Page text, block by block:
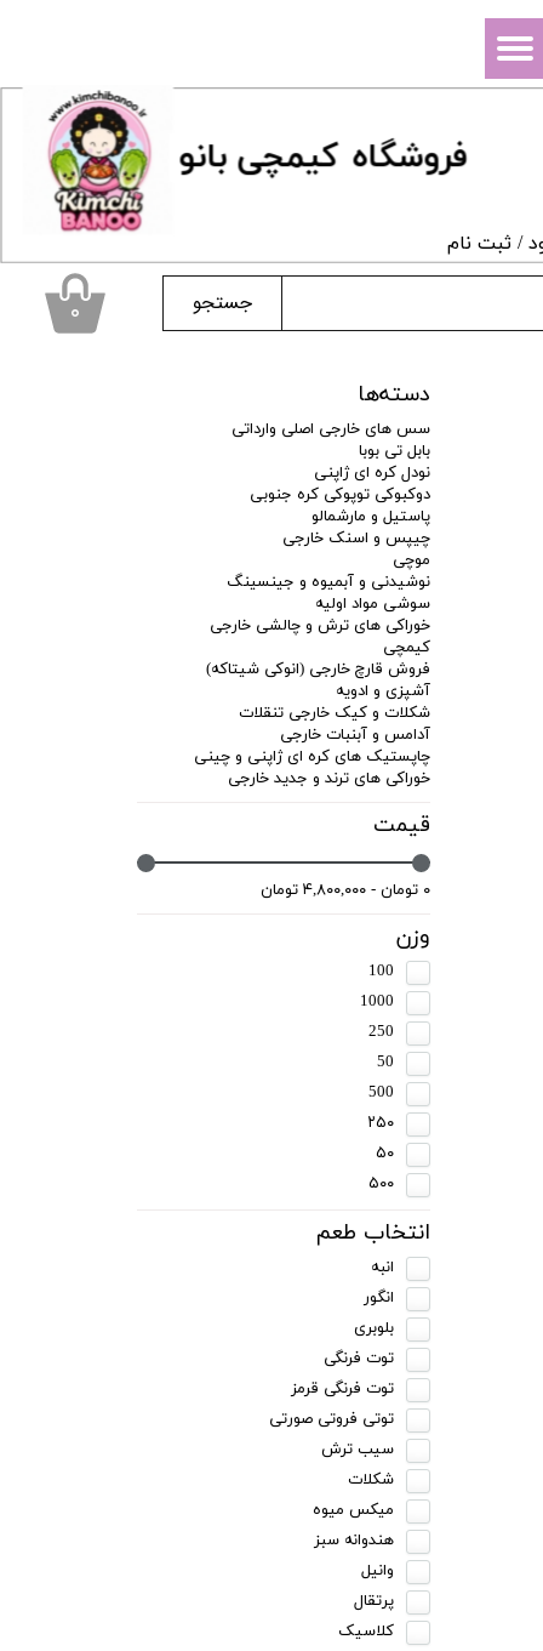
فروشگاه کیمچی بانو
جستجو
/ ثبت نام
حساب کاربری من
سفارشات
۰
دسته‌ها
سس های خارجی اصلی وارداتی
بابل تی بوبا
نودل کره ای ژاپنی
دوکبوکی توپوکی کره جنوبی
پاستیل و مارشمالو
چیپس و اسنک خارجی
موچی
نوشیدنی و آبمیوه و جینسینگ
سوشی مواد اولیه
خوراکی های ترش و چالشی خارجی
کیمچی
فروش قارچ خارجی (انوکی شیتاکه)
آشپزی و ادویه
شکلات و کیک خارجی تنقلات
آدامس و آبنبات خارجی
چاپستیک های کره ای ژاپنی و چینی
خوراکی های ترند و جدید خارجی
قیمت
۰ تومان - ۴,۸۰۰,۰۰۰ تومان
وزن
100
1000
250
50
500
۲۵۰
۵۰
۵۰۰
انتخاب طعم
انبه
انگور
بلوبری
توت فرنگی
توت فرنگی قرمز
توتی فروتی صورتی
سیب ترش
شکلات
میکس میوه
هندوانه سبز
وانیل
پرتقال
کلاسیک